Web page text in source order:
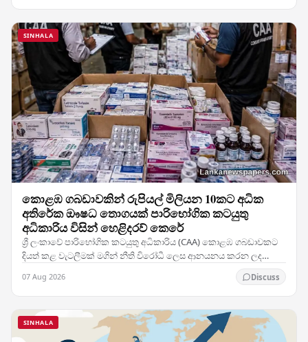
SINHALA
කොළඹ ගබඩාවකින් රුපියල් මිලියන 10කට අධික
අතිරේක ඖෂධ තොගයක් පාරිභෝගික කටයුතු
අධිකාරිය විසින් හෙළිදරව් කෙරේ
ශ්‍රී ලංකාවේ පාරිභෝගික කටයුතු අධිකාරිය (CAA) කොළඹ ගබඩාවකට
දියත් කළ වැටලීමක් මගින් නීති විරෝධී ලෙස ආනයනය කරන ලද
07 Aug 2026 Discuss
SINHALA